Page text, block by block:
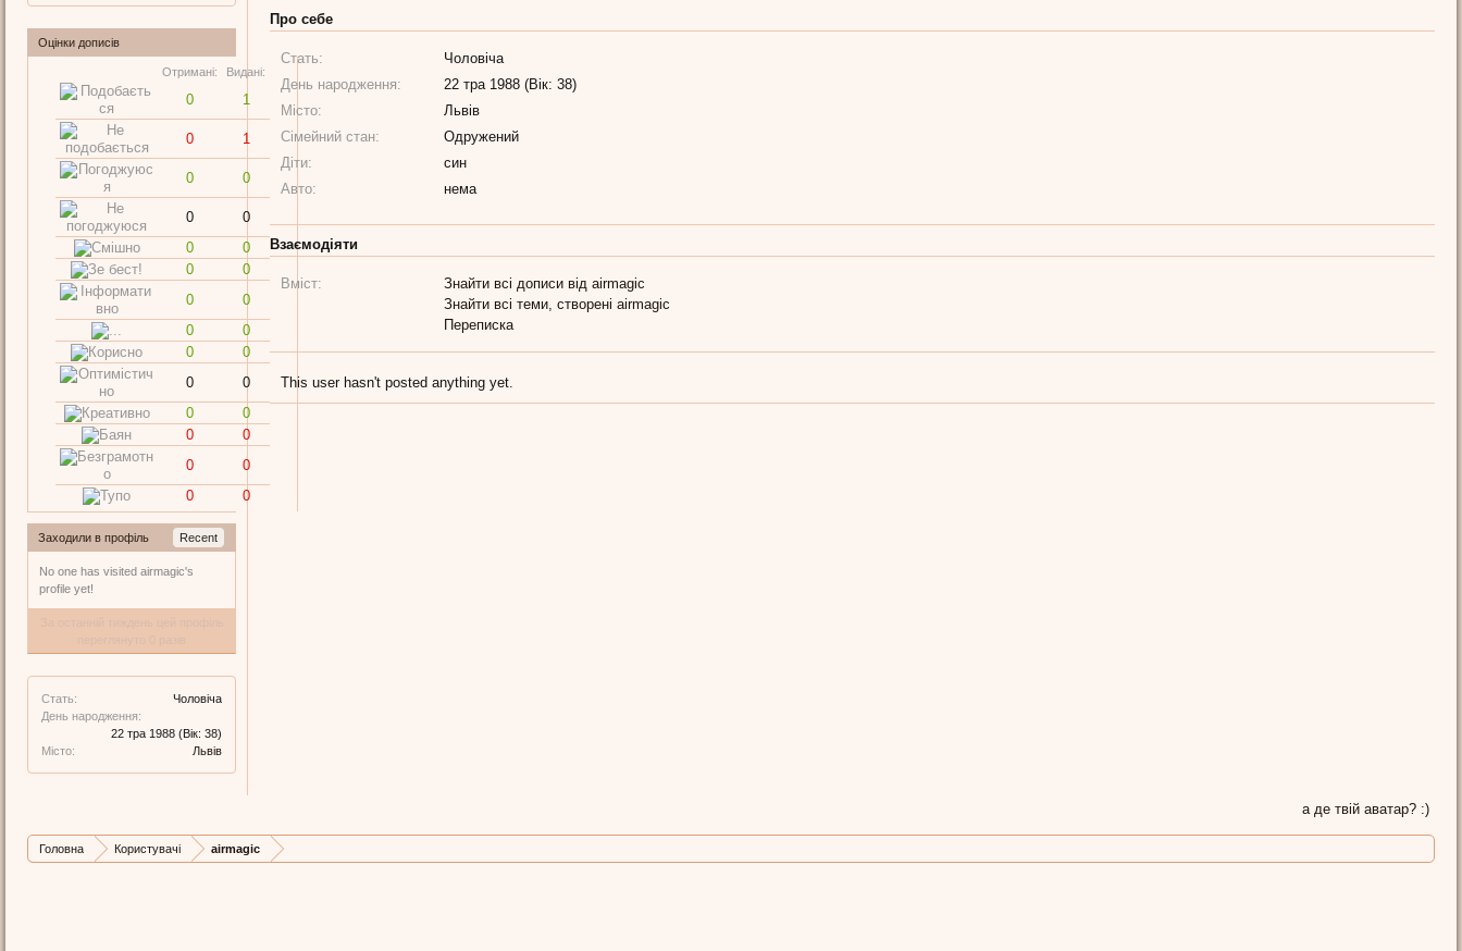
Оцінки дописів
Отримані: Видані:
0 1
0 1
0 0
0
0
0
0
0
0
0
0
0
0
0
0
0
0
0
0
0
0
0
0
0
0
Заходили в профіль Recent
No one has visited airmagic's
profile yet!
Стать:
Чоловіча
День народження:
22 тра 1988 (Вік: 38)
Місто:
Львів
Про себе
Стать:
Чоловіча
День народження:
22 тра 1988 (Вік: 38)
Місто:
Львів
Сімейний стан:
Одружений
Діти:
син
Авто:
нема
Взаємодіяти
Вміст:
Знайти всі дописи від airmagic
Знайти всі теми, створені airmagic
Переписка
This user hasn't posted anything yet.
а де твій аватар? :)
Головна Користувачі airmagic